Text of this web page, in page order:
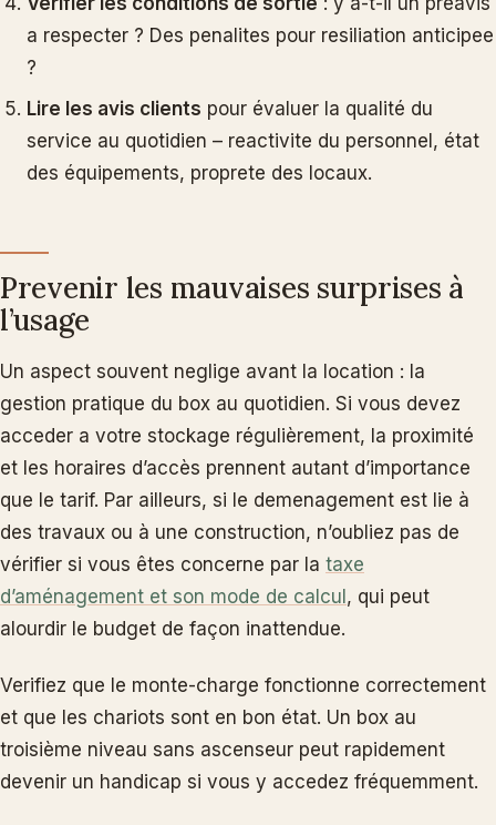
a respecter ? Des penalites pour resiliation anticipee
?
Lire les avis clients pour évaluer la qualité du
service au quotidien – reactivite du personnel, état
des équipements, proprete des locaux.
Prevenir les mauvaises surprises à
l’usage
Un aspect souvent neglige avant la location : la
gestion pratique du box au quotidien. Si vous devez
acceder a votre stockage régulièrement, la proximité
et les horaires d’accès prennent autant d’importance
que le tarif. Par ailleurs, si le demenagement est lie à
des travaux ou à une construction, n’oubliez pas de
vérifier si vous êtes concerne par la taxe
d’aménagement et son mode de calcul, qui peut
alourdir le budget de façon inattendue.
Verifiez que le monte-charge fonctionne correctement
et que les chariots sont en bon état. Un box au
troisième niveau sans ascenseur peut rapidement
devenir un handicap si vous y accedez fréquemment.